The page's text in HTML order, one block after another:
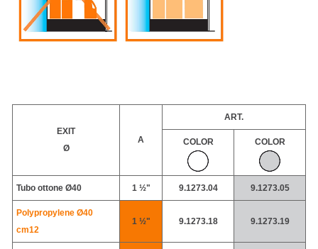
EXIT
Ø
A
ART.
COLOR COLOR
Tubo ottone Ø40 1 ½" 9.1273.04 9.1273.05
Polypropylene Ø40
cm12
1 ½" 9.1273.18 9.1273.19